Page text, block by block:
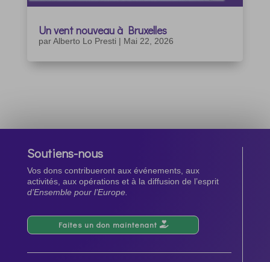
Un vent nouveau à Bruxelles
parAlberto Lo Presti | Mai 22, 2026
Soutiens-nous
Vos dons contribueront aux événements, aux
activités, aux opérations et à la diffusion de l’esprit
d’Ensemble pour l’Europe.
Faites un don maintenant